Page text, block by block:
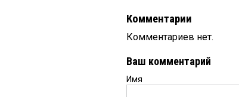
Комментарии
Комментариев нет.
Ваш комментарий
Имя